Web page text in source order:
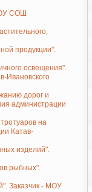
СОШ
продукции".
освещения".
Ивановского
дорог и
администрации
на
Катав-
изделий".
рыбных".
Заказчик - МОУ